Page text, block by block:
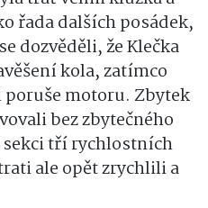
řada dalších posádek,
dozvěděli, že Klečka
kola, zatímco
motoru. Zbytek
bez zbytečného
sekci tří rychlostních
ale opět zrychlili a